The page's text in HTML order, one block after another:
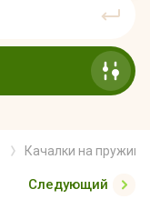
Качалки на пружине
Следующий